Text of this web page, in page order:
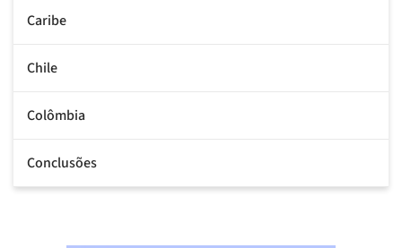
Caribe
Chile
Colômbia
Conclusões